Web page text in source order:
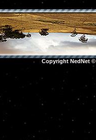
Copyright NedNet